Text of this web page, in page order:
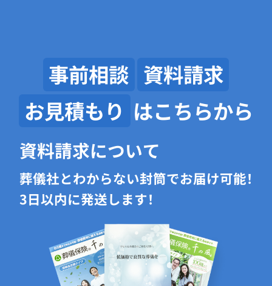
事前相談 資料請求
お見積もり はこちらから
資料請求について
葬儀社とわからない封筒でお届け可能！
3日以内に発送します！